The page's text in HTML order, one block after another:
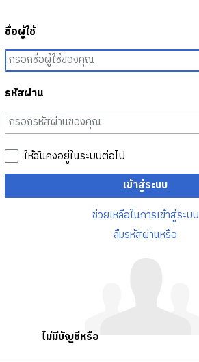
ชื่อผู้ใช้
รหัสผ่าน
ให้ฉันคงอยู่ในระบบต่อไป
เข้าสู่ระบบ
ช่วยเหลือในการเข้าสู่ระบบ
ลืมรหัสผ่านหรือ
ไม่มีบัญชีหรือ